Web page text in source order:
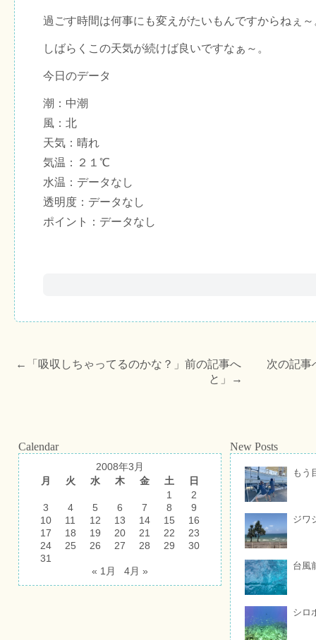
過ごす時間は何事にも変えがたいもんですからねぇ～
しばらくこの天気が続けば良いですなぁ～。
今日のデータ
潮：中潮
風：北
天気：晴れ
気温：２１℃
水温：データなし
透明度：データなし
ポイント：データなし
←「 吸収しちゃってるのかな？ 」前の記事へ 次の記事
と 」→
Calendar
2008年3月
月
火 水 木 金 土
日
1
2
3
4 5 6 7 8
9
10
11 12 13 14 15
16
17
18 19 20 21 22
23
24
25 26 27 28 29
30
31
« 1月
4月 »
New Posts
もう
ジワ
台風
シロ